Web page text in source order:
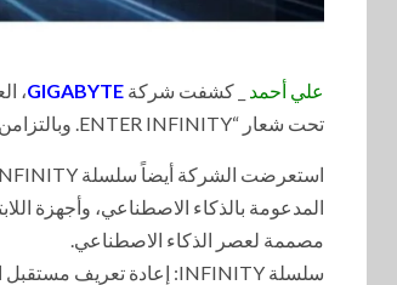
علي أحمد _ كشفت شركة GIGABYTE،
تحت شعار “ENTER INFINITY. وبالتزامن مع احتفالها بالذكرى الأربعين لتأسيسها،
المدعومة بالذكاء الاصطناعي، وأجهزة
مصممة لعصر الذكاء الاصطناعي.
سلسلة INFINITY: إعادة تعريف مستقبل الألعاب والحوسبة المدعومة بالذكاء الاصطناعي